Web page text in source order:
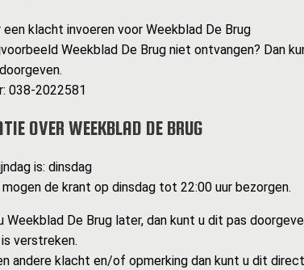
een klacht invoeren voor Weekblad De Brug
Weekblad De Brug niet ontvangen? Dan
038-2022581
OVER WEEKBLAD DE BRUG
is: dinsdag
de krant op dinsdag tot 22:00 uur bezorgen.
Weekblad De Brug later, dan kunt u dit pas
verstreken.
andere klacht en/of opmerking dan kunt u dit